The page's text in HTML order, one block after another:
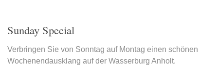
Sunday Special
Verbringen Sie von Sonntag auf Montag einen schönen
Wochenendausklang auf der Wasserburg Anholt.